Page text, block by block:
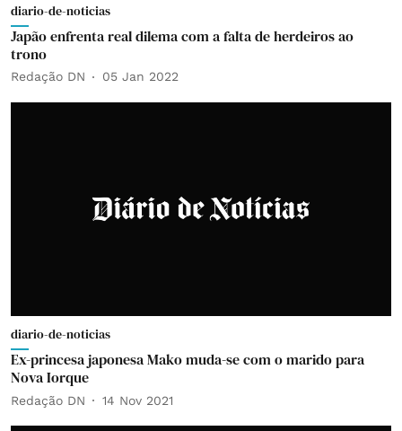
diario-de-noticias
Japão enfrenta real dilema com a falta de herdeiros ao
trono
Redação DN 05 Jan 2022
diario-de-noticias
Ex-princesa japonesa Mako muda-se com o marido para
Nova Iorque
Redação DN 14 Nov 2021